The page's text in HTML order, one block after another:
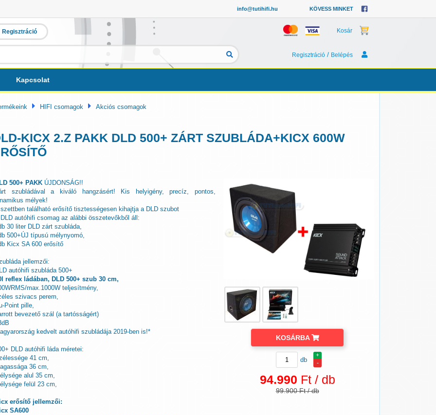
info@tutihifi.hu KÖVESS MINKET
Regisztráció Kosár
Regisztráció / Belépés
Kapcsolat
HIFI csomagok Akciós csomagok
KICX 2.Z PAKK DLD 500+ ZÁRT SZUBLÁDA+KICX 600W
500+ PAKK ÚJDONSÁG!!
szubládával a kiváló hangzásért! Kis helyigény, precíz, pontos,
mélyek!
található erősítő tisztességesen kihajtja a DLD szubot
autóhifi csomag az alábbi összetevőkből áll:
30 liter DLD zárt szubláda,
500+ÚJ típusú mélynyomó,
Kicx SA 600 erősítő
jellemzői:
autóhifi szubláda 500+
reflex ládában, DLD 500+ szub 30 cm,
max.1000W teljesítmény,
szivacs perem,
Point pille,
bevezető szál (a tartósságért)
kedvelt autóhifi szubládája 2019-ben is!*
DLD autóhifi láda méretei:
41 cm,
36 cm,
alul 35 cm,
felül 23 cm,
erősítő jellemzői:
SA600
KOSÁRBA
+
-
db
94.990 Ft / db
99.900 Ft / db